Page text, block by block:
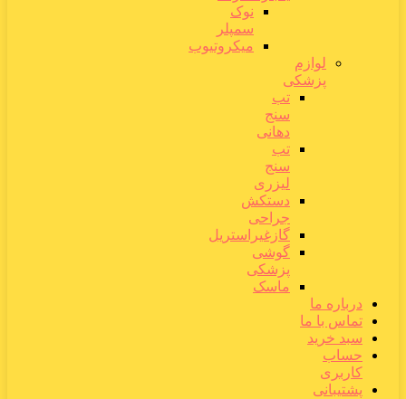
نوک
سمپلر
میکروتیوب
لوازم
پزشکی
تب
سنج
دهانی
تب
سنج
لیزری
دستکش
جراحی
گازغیراستریل
گوشی
پزشکی
ماسک
درباره ما
تماس با ما
سبد خرید
حساب
کاربری
پشتیبانی